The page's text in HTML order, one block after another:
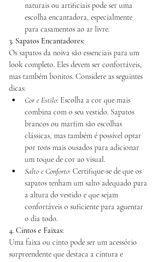
naturais ou artificiais pode ser uma
escolha encantadora, especialmente
para casamentos ao ar livre.
3. Sapatos Encantadores:
Os sapatos da noiva são essenciais para um
look completo. Eles devem ser confortáveis,
mas também bonitos. Considere as seguintes
dicas:
Cor e Estilo: Escolha a cor que mais
combina com o seu vestido. Sapatos
brancos ou marfim são escolhas
clássicas, mas também é possível optar
por tons mais ousados para adicionar
um toque de cor ao visual.
Salto e Conforto: Certifique-se de que os
sapatos tenham um salto adequado para
a altura do vestido e que sejam
confortáveis o suficiente para aguentar
o dia todo.
4. Cintos e Faixas:
Uma faixa ou cinto pode ser um acessório
surpreendente que destaca a cintura e